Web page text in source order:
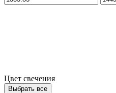
Цвет свечения
Выбрать все